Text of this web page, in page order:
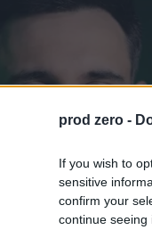
prod zero -
If you wish to
sensitive
confirm your
continue seeing